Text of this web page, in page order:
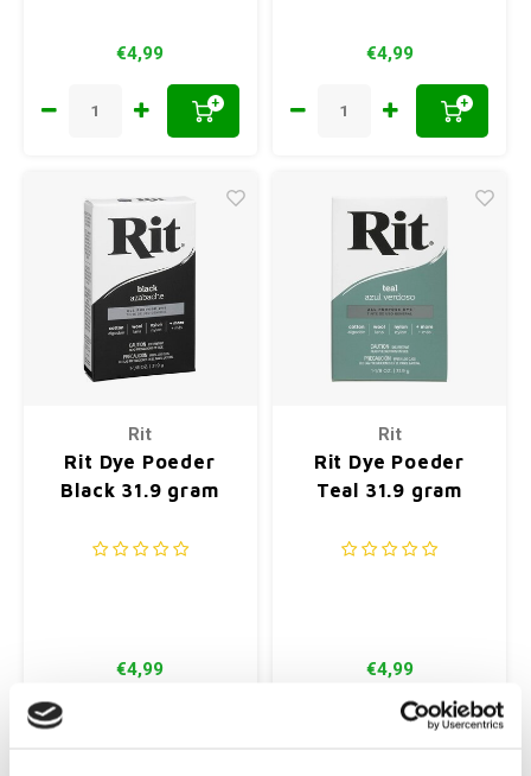
€4,99
+
€4,99
+
Rit
Rit Dye Poeder
Black 31.9 gram
€4,99
Rit
Rit Dye Poeder
Teal 31.9 gram
€4,99
+